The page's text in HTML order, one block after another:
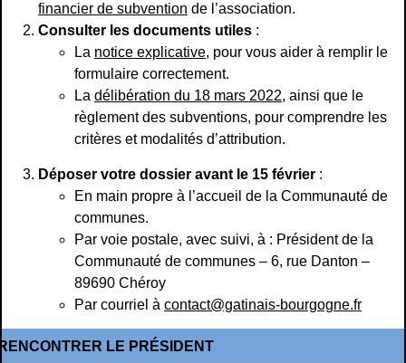
financier de subvention de l’association.
Consulter les documents utiles :
La notice explicative, pour vous aider à remplir le
formulaire correctement.
La délibération du 18 mars 2022, ainsi que le
règlement des subventions, pour comprendre les
critères et modalités d’attribution.
Déposer votre dossier avant le 15 février :
En main propre à l’accueil de la Communauté de
communes.
Par voie postale, avec suivi, à : Président de la
Communauté de communes – 6, rue Danton –
89690 Chéroy
Par courriel à contact@gatinais-bourgogne.fr
LE PRÉSIDENT